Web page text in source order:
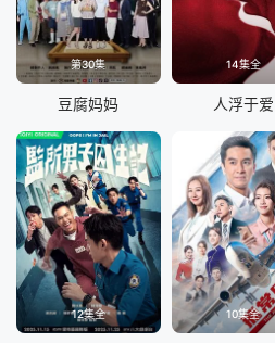
第30集
豆腐妈妈
14集全
人浮于爱
12集全 10集全